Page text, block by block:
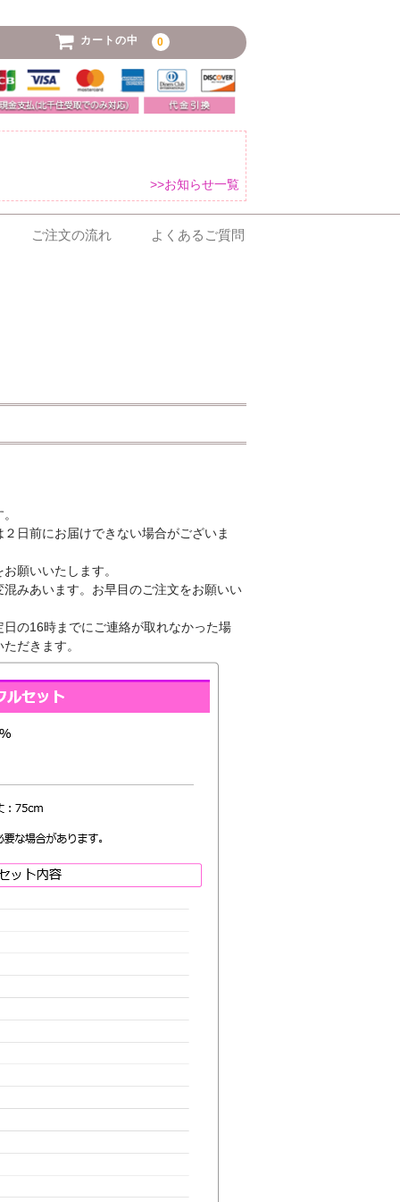
カートの中 0
>>お知らせ一覧
ご注文の流れ よくあるご質問
２日前にお届けできない場合がございま
願いいたします。
みあいます。お早目のご注文をお願いい
の16時までにご連絡が取れなかった場
だきます。